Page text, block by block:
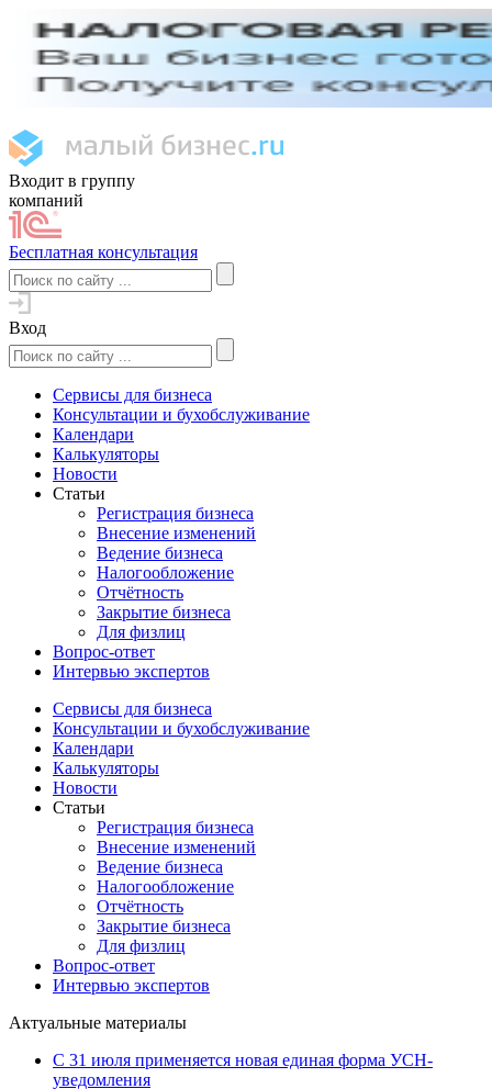
Входит в группу
компаний
Бесплатная консультация
Вход
Сервисы для бизнеса
Консультации и бухобслуживание
Календари
Калькуляторы
Новости
Статьи
Регистрация бизнеса
Внесение изменений
Ведение бизнеса
Налогообложение
Отчётность
Закрытие бизнеса
Для физлиц
Вопрос-ответ
Интервью экспертов
Сервисы для бизнеса
Консультации и бухобслуживание
Календари
Калькуляторы
Новости
Статьи
Регистрация бизнеса
Внесение изменений
Ведение бизнеса
Налогообложение
Отчётность
Закрытие бизнеса
Для физлиц
Вопрос-ответ
Интервью экспертов
Актуальные материалы
С 31 июля применяется новая единая форма УСН-
уведомления